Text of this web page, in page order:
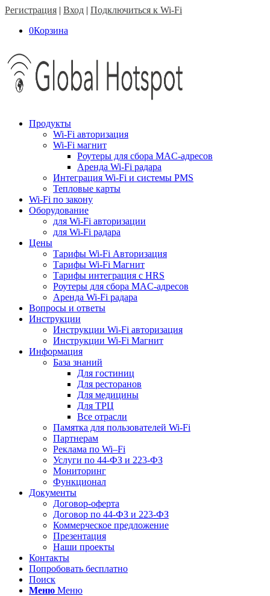
Регистрация | Вход | Подключиться к Wi-Fi
0Корзина
Продукты
Wi-Fi авторизация
Wi-Fi магнит
Роутеры для сбора MAC-адресов
Аренда Wi-Fi радара
Интеграция Wi-Fi и системы PMS
Тепловые карты
Wi-Fi по закону
Оборудование
для Wi-Fi авторизации
для Wi-Fi радара
Цены
Тарифы Wi-Fi Авторизация
Тарифы Wi-Fi Магнит
Тарифы интеграция с HRS
Роутеры для сбора MAC-адресов
Аренда Wi-Fi радара
Вопросы и ответы
Инструкции
Инструкции Wi-Fi авторизация
Инструкции Wi-Fi Магнит
Информация
База знаний
Для гостиниц
Для ресторанов
Для медицины
Для ТРЦ
Все отрасли
Памятка для пользователей Wi-Fi
Партнерам
Реклама по Wi–Fi
Услуги по 44-ФЗ и 223-ФЗ
Мониторинг
Функционал
Документы
Договор-оферта
Договор по 44-ФЗ и 223-ФЗ
Коммерческое предложение
Презентация
Наши проекты
Контакты
Попробовать бесплатно
Поиск
Меню Меню